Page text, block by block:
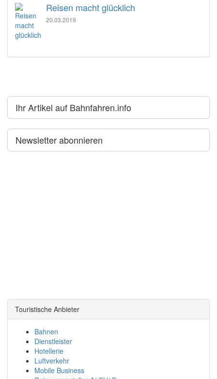
Reisen macht glücklich
20.03.2019
Ihr Artikel auf Bahnfahren.info
Newsletter abonnieren
Touristische Anbieter
Bahnen
Dienstleister
Hotellerie
Luftverkehr
Mobile Business